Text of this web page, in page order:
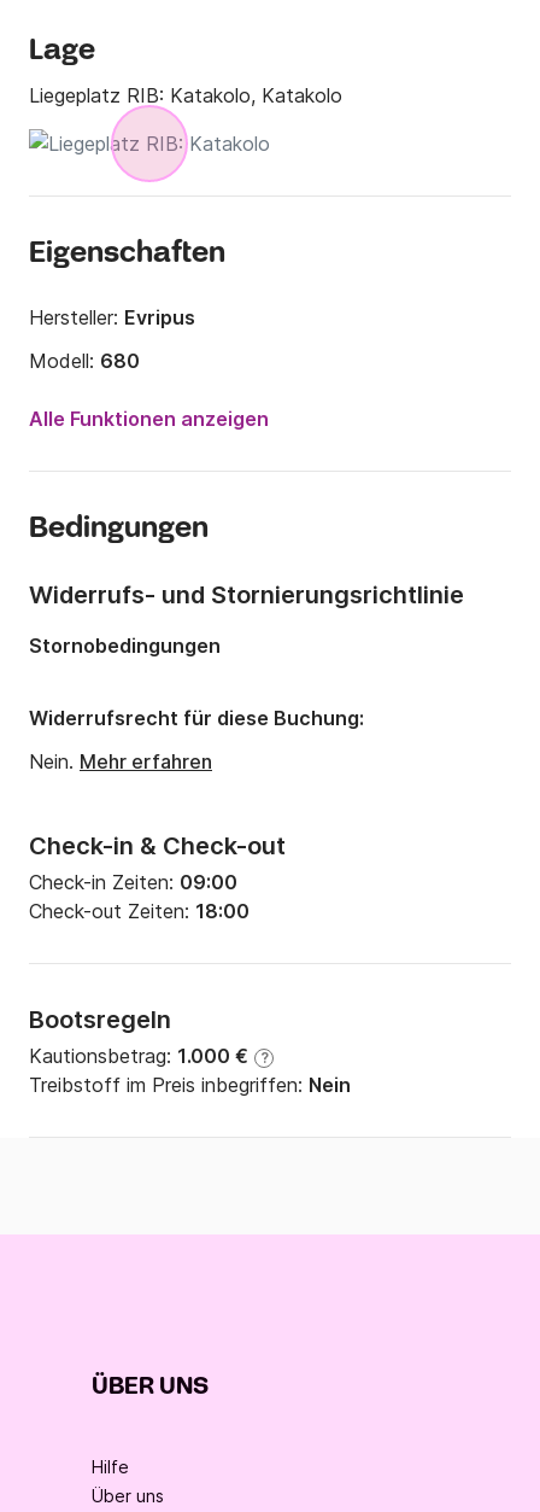
Lage
Liegeplatz RIB: Katakolo, Katakolo
Eigenschaften
Hersteller: Evripus
Modell: 680
Motorleistung:
Anzahl Plätze an Bord:
Alle Funktionen anzeigen
Bedingungen
Check-in & Check-out
Check-in Zeiten: 09:00
Check-out Zeiten: 18:00
Bootsregeln
Kautionsbetrag: 1.000 € ?
Treibstoff im Preis inbegriffen: Nein
Widerrufs- und Stornierungsrichtlinie
Stornobedingungen
Widerrufsrecht für diese Buchung:
Nein. Mehr erfahren
ÜBER UNS
Hilfe
Über uns